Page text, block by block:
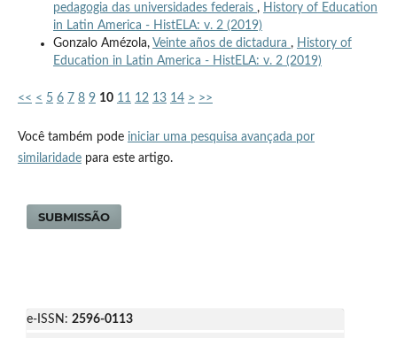
pedagogia das universidades federais , History of Education
in Latin America - HistELA: v. 2 (2019)
Gonzalo Amézola, Veinte años de dictadura , History of
Education in Latin America - HistELA: v. 2 (2019)
<< < 5 6 7 8 9 10 11 12 13 14 > >>
Você também pode iniciar uma pesquisa avançada por
similaridadepara este artigo.
SUBMISSÃO
e-ISSN: 2596-0113